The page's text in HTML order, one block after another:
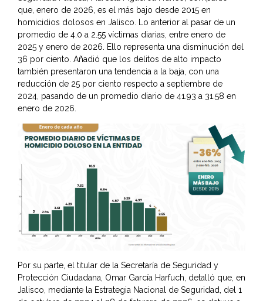
que, enero de 2026, es el más bajo desde 2015 en
homicidios dolosos en Jalisco. Lo anterior al pasar de un
promedio de 4.0 a 2.55 víctimas diarias, entre enero de
2025 y enero de 2026. Ello representa una disminución del
36 por ciento. Añadió que los delitos de alto impacto
también presentaron una tendencia a la baja, con una
reducción de 25 por ciento respecto a septiembre de
2024, pasando de un promedio diario de 41.93 a 31.58 en
enero de 2026.
Por su parte, el titular de la Secretaría de Seguridad y
Protección Ciudadana, Omar García Harfuch, detalló que, en
Jalisco, mediante la Estrategia Nacional de Seguridad, del 1